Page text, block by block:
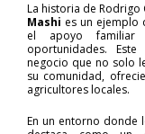
La historia de Rodrigo
Mashi es un ejemplo
el apoyo familiar
oportunidades.
negocio que no solo
su comunidad,
agricultores locales.
En un entorno donde